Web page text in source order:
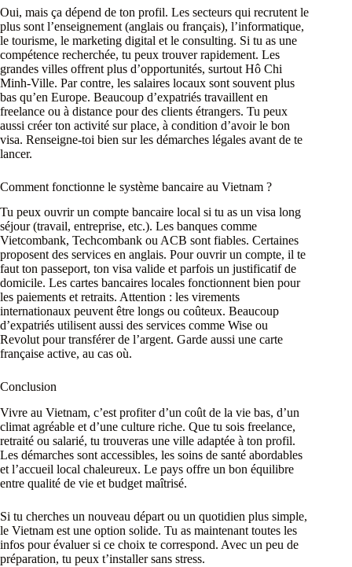
Oui, mais ça dépend de ton profil. Les secteurs qui recrutent le
plus sont l’enseignement (anglais ou français), l’informatique,
le tourisme, le marketing digital et le consulting. Si tu as une
compétence recherchée, tu peux trouver rapidement. Les
grandes villes offrent plus d’opportunités, surtout Hô Chi
Minh-Ville. Par contre, les salaires locaux sont souvent plus
bas qu’en Europe. Beaucoup d’expatriés travaillent en
freelance ou à distance pour des clients étrangers. Tu peux
aussi créer ton activité sur place, à condition d’avoir le bon
visa. Renseigne-toi bien sur les démarches légales avant de te
lancer.
Comment fonctionne le système bancaire au Vietnam ?
Tu peux ouvrir un compte bancaire local si tu as un visa long
séjour (travail, entreprise, etc.). Les banques comme
Vietcombank, Techcombank ou ACB sont fiables. Certaines
proposent des services en anglais. Pour ouvrir un compte, il te
faut ton passeport, ton visa valide et parfois un justificatif de
domicile. Les cartes bancaires locales fonctionnent bien pour
les paiements et retraits. Attention : les virements
internationaux peuvent être longs ou coûteux. Beaucoup
d’expatriés utilisent aussi des services comme Wise ou
Revolut pour transférer de l’argent. Garde aussi une carte
française active, au cas où.
Conclusion
Vivre au Vietnam, c’est profiter d’un coût de la vie bas, d’un
climat agréable et d’une culture riche. Que tu sois freelance,
retraité ou salarié, tu trouveras une ville adaptée à ton profil.
Les démarches sont accessibles, les soins de santé abordables
et l’accueil local chaleureux. Le pays offre un bon équilibre
entre qualité de vie et budget maîtrisé.
Si tu cherches un nouveau départ ou un quotidien plus simple,
le Vietnam est une option solide. Tu as maintenant toutes les
infos pour évaluer si ce choix te correspond. Avec un peu de
préparation, tu peux t’installer sans stress.